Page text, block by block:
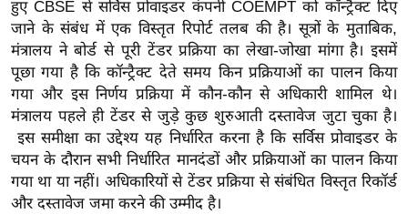
य
ब
ज
ट
खे
ल
क्रि
के
हुए CBSE से सर्विस प्रोवाइडर कंपनी COEMPT को कॉन्ट्रैक्ट दिए
जाने के संबंध में एक विस्तृत रिपोर्ट तलब की है। सूत्रों के मुताबिक,
मंत्रालय ने बोर्ड से पूरी टेंडर प्रक्रिया का लेखा-जोखा मांगा है। इसमें
पूछा गया है कि कॉन्ट्रैक्ट देते समय किन प्रक्रियाओं का पालन किया
गया और इस निर्णय प्रक्रिया में कौन-कौन से अधिकारी शामिल थे।
मंत्रालय पहले ही टेंडर से जुड़े कुछ शुरुआती दस्तावेज जुटा चुका है।
इस समीक्षा का उद्देश्य यह निर्धारित करना है कि सर्विस प्रोवाइडर के
चयन के दौरान सभी निर्धारित मानदंडों और प्रक्रियाओं का पालन किया
गया था या नहीं। अधिकारियों से टेंडर प्रक्रिया से संबंधित विस्तृत रिकॉर्ड
और दस्तावेज जमा करने की उम्मीद है।